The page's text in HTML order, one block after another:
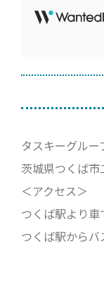
タスキーグルー
茨城県つくば
＜アクセス＞
つくば駅より車
つくば駅からバ